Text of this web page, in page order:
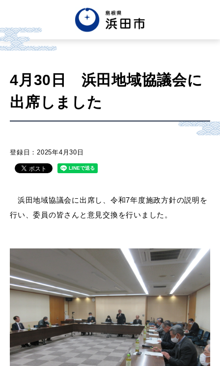
한글 Tiếng việt Tagalog
市政情報
くらし・手続き・
スポーツ
移住・定住（はまだぐらし）
観光・飲食
4月30日 浜田地域協議会に
出席しました
登録日：2025年4月30日
浜田地域協議会に出席し、令和7年度施政方針の説明を
行い、委員の皆さんと意見交換を行いました。